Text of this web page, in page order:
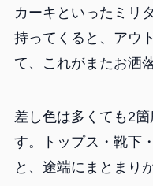
カーキといったミリ
持ってくると、アウ
て、これがまたお洒
差し色は多くても2
す。トップス・靴下
と、途端にまとまり